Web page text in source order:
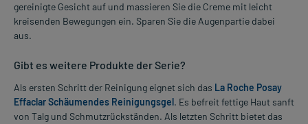
gereinigte Gesicht auf und massieren Sie die Creme mit leicht
kreisenden Bewegungen ein. Sparen Sie die Augenpartie dabei
aus.
Gibt es weitere Produkte der Serie?
Als ersten Schritt der Reinigung eignet sich das La Roche Posay
Effaclar Schäumendes Reinigungsgel. Es befreit fettige Haut sanft
von Talg und Schmutzrückständen. Als letzten Schritt bietet das